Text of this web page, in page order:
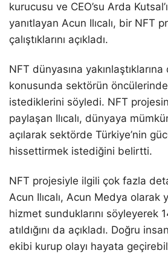
kurucusu ve CEO’su Arda
yanıtlayan Acun Ilıcalı, bir NFT
çalıştıklarını açıkladı.
NFT dünyasına yakınlaştıklarına
konusunda sektörün
istediklerini söyledi. NFT
paylaşan Ilıcalı, dünyaya
açılarak sektörde Türkiye’nin
hissettirmek istediğini belirtti.
NFT projesiyle ilgili çok fazla
Acun Ilıcalı, Acun Medya olarak
hizmet sunduklarını söyleyerek
atıldığını da açıkladı. Doğru
ekibi kurup olayı hayata